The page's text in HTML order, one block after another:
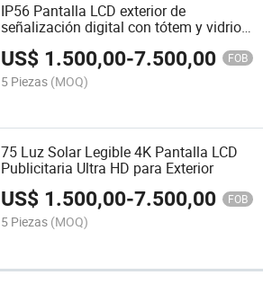
IP56 Pantalla LCD exterior de
señalización digital con tótem y vidrio
US$ 1.500,00-7.500,00 FOB
5 Piezas (MOQ)
75 Luz Solar Legible 4K Pantalla LCD
Publicitaria Ultra HD para Exterior
US$ 1.500,00-7.500,00 FOB
5 Piezas (MOQ)